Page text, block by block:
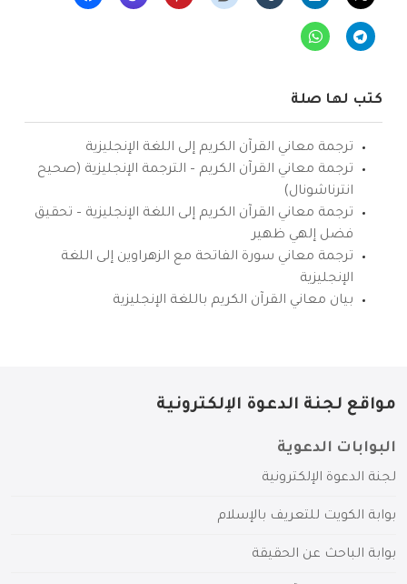
كتب لها صلة
ترجمة معاني القرآن الكريم إلى اللغة الإنجليزية
ترجمة معاني القرآن الكريم – الترجمة الإنجليزية (صحيح
انترناشونال)
ترجمة معاني القرآن الكريم إلى اللغة الإنجليزية – تحقيق
فضل إلهي ظهير
ترجمة معاني سورة الفاتحة مع الزهراوين إلى اللغة
الإنجليزية
بيان معاني القرآن الكريم باللغة الإنجليزية
مواقع لجنة الدعوة الإلكترونية
البوابات الدعوية
لجنة الدعوة الإلكترونية
بوابة الكويت للتعريف بالإسلام
بوابة الباحث عن الحقيقة